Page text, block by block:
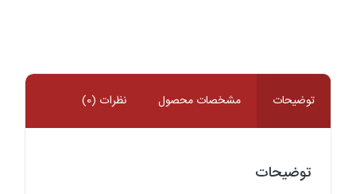
زاده
عدد
توضیحات مشخصات محصول نظرات (0)
توضیحات